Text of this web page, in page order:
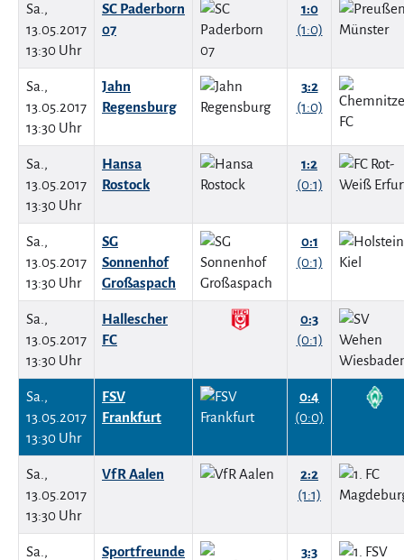
Sa.,
13.05.2017
13:30 Uhr
SC Paderborn
07
1:0
(1:0)
Sa.,
13.05.2017
13:30 Uhr
Jahn
Regensburg
3:2
(1:0)
Sa.,
13.05.2017
13:30 Uhr
Hansa
Rostock
1:2
(0:1)
Sa.,
13.05.2017
13:30 Uhr
SG
Sonnenhof
Großaspach
0:1
(0:1)
Sa.,
13.05.2017
13:30 Uhr
Hallescher
FC
0:3
(0:1)
Sa.,
13.05.2017
13:30 Uhr
FSV
Frankfurt
0:4
(0:0)
Sa.,
13.05.2017
13:30 Uhr
VfR Aalen
2:2
(1:1)
Sa.,
Sportfreunde
3:3